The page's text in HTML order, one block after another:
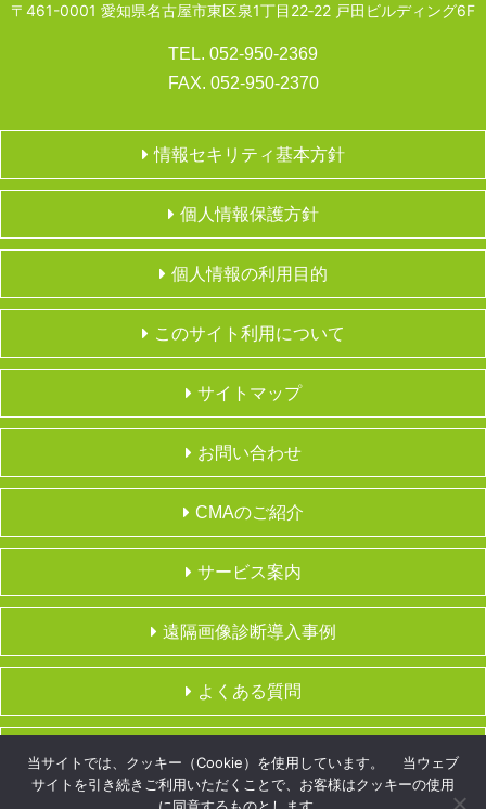
〒461-0001 愛知県名古屋市東区泉1丁目22‐22 戸田ビルディング6F
TEL. 052-950-2369
FAX. 052-950-2370
情報セキリティ基本方針
個人情報保護方針
個人情報の利用目的
このサイト利用について
サイトマップ
お問い合わせ
CMAのご紹介
サービス案内
遠隔画像診断導入事例
よくある質問
当サイトでは、クッキー（Cookie）を使用しています。 当ウェブ
サイトを引き続きご利用いただくことで、お客様はクッキーの使用